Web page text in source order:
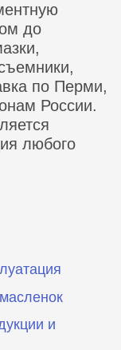
до
по Перми,
России.
любого
и